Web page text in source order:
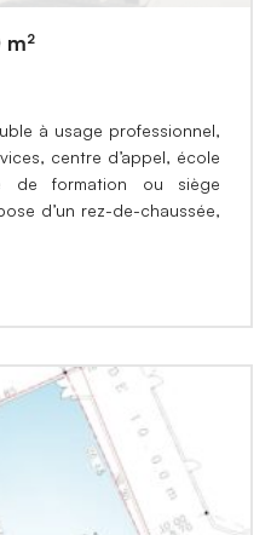
à usage professionnel,
centre d’appel, école
de formation ou siège
d’un rez-de-chaussée,